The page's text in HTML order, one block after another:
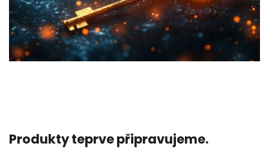
Produkty teprve připravujeme.